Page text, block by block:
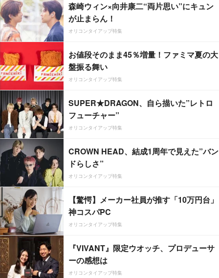
森崎ウィン×向井康二“両片思い”にキュン
が止まらん！
オリコンタイアップ特集
お値段そのまま45％増量！ファミマ夏の大
盤振る舞い
オリコンタイアップ特集
SUPER★DRAGON、自ら描いた”レトロ
フューチャー”
オリコンタイアップ特集
CROWN HEAD、結成1周年で見えた”バン
ドらしさ”
オリコンタイアップ特集
【驚愕】メーカー社員が推す「10万円台」
神コスパPC
オリコンタイアップ特集
『VIVANT』限定ウオッチ、プロデューサ
ーの感想は
オリコンタイアップ特集